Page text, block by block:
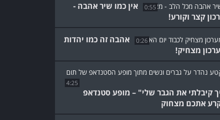
0:55
אין כמו שיר אהבה -
קצר וקורע!
0:26
אהבה זה כמו יהדות
מצחיק!
4:25
קיבלתי את הגבר שלי" – מופע סטנדאפ
אתכם מצחוק